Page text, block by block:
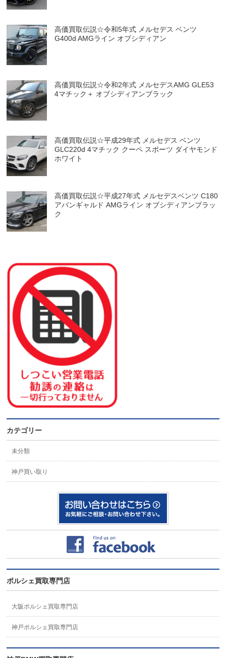
高価買取伝説☆令和5年式 メルセデス ベンツ
G400d AMGライン オブシディアン
高価買取伝説☆令和2年式 メルセデスAMG GLE53
4マチック＋ オブシディアンブラック
高価買取伝説☆平成29年式 メルセデス ベンツ
GLC220d 4マチック クーペ スポーツ ダイヤモンド
ホワイト
高価買取伝説☆平成27年式 メルセデスベンツ C180
アバンギャルド AMGライン オブシディアンブラッ
ク
カテゴリー
未分類
神戸買い取り
ポルシェ買取専門店
大阪ポルシェ買取専門店
神戸ポルシェ買取専門店